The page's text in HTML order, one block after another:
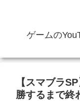
ゲームの
【スマブラ
勝するまで終